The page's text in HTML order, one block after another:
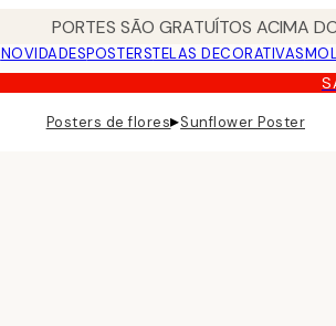
PORTES SÃO GRATUÍTOS ACIMA
NOVIDADESPOSTERSTELAS DECORATIVAS
Posters de flores▸Sunflower Poster